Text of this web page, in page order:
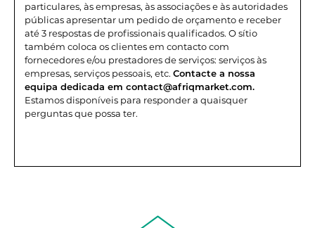
particulares, às empresas, às associações e às autoridades
públicas apresentar um pedido de orçamento e receber
até 3 respostas de profissionais qualificados. O sítio
também coloca os clientes em contacto com
fornecedores e/ou prestadores de serviços: serviços às
empresas, serviços pessoais, etc. Contacte a nossa
equipa dedicada em contact@afriqmarket.com.
Estamos disponíveis para responder a quaisquer
perguntas que possa ter.